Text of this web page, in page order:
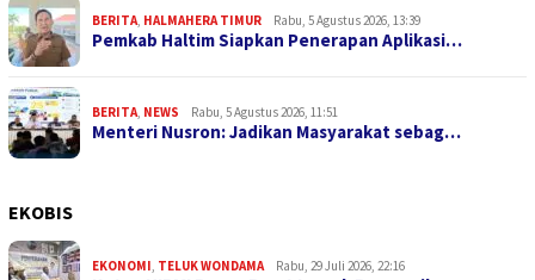
BERITA HALMAHERA TIMUR Rabu, 5 Agustus 2026, 13:39
Pemkab Haltim Siapkan Penerapan Aplikasi…
BERITA NEWS Rabu, 5 Agustus 2026, 11:51
Menteri Nusron: Jadikan Masyarakat sebag…
EKOBIS
EKONOMI TELUK WONDAMA Rabu, 29 Juli 2026, 22:16